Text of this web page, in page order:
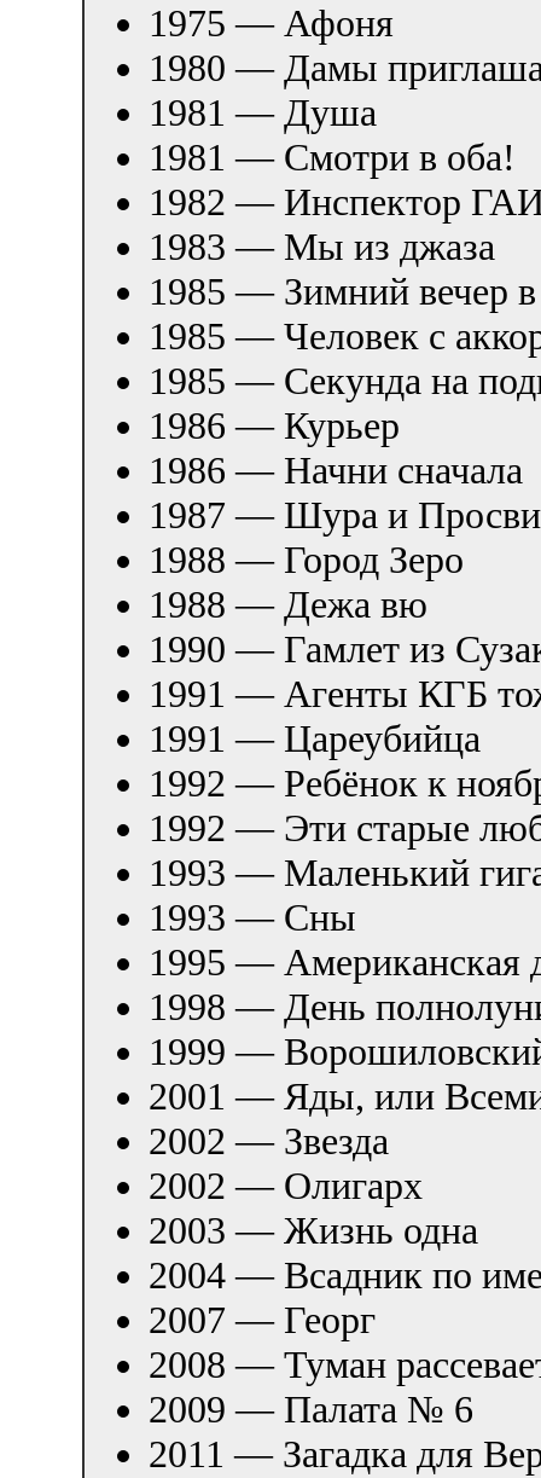
1975 — Афоня
1980 — Дамы
1981 — Душа
1981 — Смотри в оба!
1982 — Инспектор
1983 — Мы из джаза
1985 — Зимний вечер в
1985 — Человек с
1985 — Секунда на
1986 — Курьер
1986 — Начни сначала
1987 — Шура и
1988 — Город Зеро
1988 — Дежа вю
1990 — Гамлет из
1991 — Агенты КГБ
1991 — Цареубийца
1992 — Ребёнок к
1992 — Эти старые
1993 — Маленький
1993 — Сны
1995 — Американская
1998 — День
1999 —
2001 — Яды, или
2002 — Звезда
2002 — Олигарх
2003 — Жизнь одна
2004 — Всадник по
2007 — Георг
2008 — Туман
2009 — Палата № 6
2011 — Загадка для